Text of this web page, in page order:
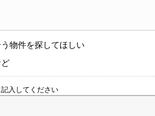
物件を探してほしい
入してください